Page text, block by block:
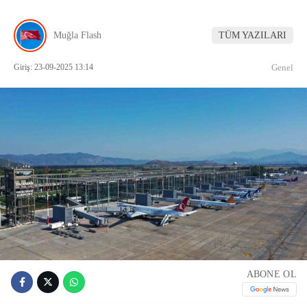
Muğla Flash TÜM YAZILARI
Giriş: 23-09-2025 13:14 Genel
ABONE OL